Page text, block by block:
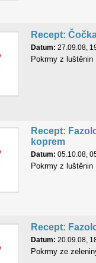
Recept:
Datum: 27.09.08,
Pokrmy z luštěnin
Recept:
koprem
Datum: 05.10.08,
Pokrmy z luštěnin
Recept:
Datum: 20.09.08,
Pokrmy ze